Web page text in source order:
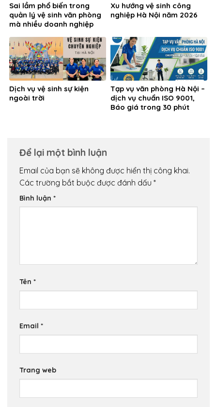
Sai lầm phổ biến trong
quản lý vệ sinh văn phòng
mà nhiều doanh nghiệp
Xu hướng vệ sinh công
nghiệp Hà Nội năm 2026
Dịch vụ vệ sinh sự kiện
ngoài trời
Tạp vụ văn phòng Hà Nội –
dịch vụ chuẩn ISO 9001,
Báo giá trong 30 phút
Để lại một bình luận
Email của bạn sẽ không được hiển thị công khai.
Các trường bắt buộc được đánh dấu *
Bình luận *
Tên *
Email *
Trang web